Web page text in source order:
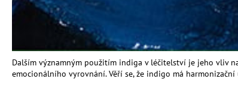
Dalším významným použitím indiga v léčitelství je jeho vliv
emocionálního vyrovnání. Věří se, že indigo má